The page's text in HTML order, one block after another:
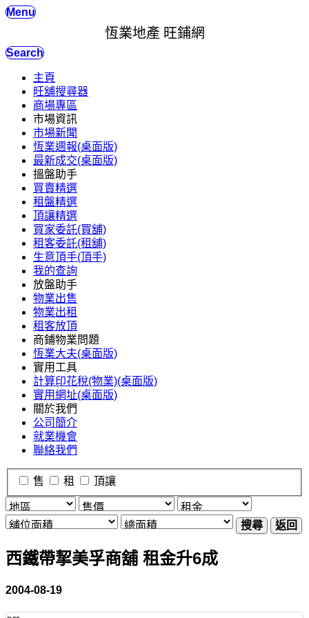
Menu
恆業地產 旺鋪網
Search
主頁
旺舖搜尋器
商場專區
市場資訊
市場新聞
恆業週報(桌面版)
最新成交(桌面版)
搵盤助手
買賣精選
租盤精選
頂讓精選
買家委託(買舖)
租客委託(租舖)
生意頂手(頂手)
我的查詢
放盤助手
物業出售
物業出租
租客放頂
商鋪物業問題
恆業大夫(桌面版)
實用工具
計算印花稅(物業)(桌面版)
實用網址(桌面版)
關於我們
公司簡介
就業機會
聯絡我們
售 租 頂讓
搜尋 返回
西鐵帶挈美孚商舖 租金升6成
2004-08-19